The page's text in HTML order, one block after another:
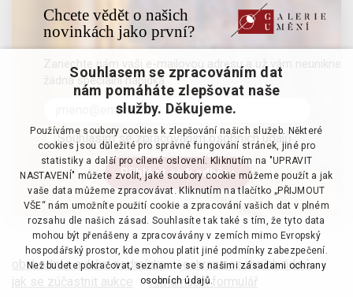
Chcete vědět o našich
novinkách jako první?
Zanechte nám vaši e-mailovou adresu a už vám neunikne
žádná speciální nabídka
Souhlasím se zpracováním osobních údajů
obchodní a aukční podmínky · ochrana osobních údajů ·
jak se zúčastnit aukce · reklamační formulář
Souhlasem se zpracováním dat
nám pomáháte zlepšovat naše
služby. Děkujeme.
Používáme soubory cookies k zlepšování našich služeb. Některé
cookies jsou důležité pro správné fungování stránek, jiné pro
statistiky a další pro cílené oslovení. Kliknutím na "UPRAVIT
NASTAVENÍ" můžete zvolit, jaké soubory cookie můžeme použít a jak
vaše data můžeme zpracovávat. Kliknutím na tlačítko „PŘIJMOUT
VŠE“ nám umožníte použití cookie a zpracování vašich dat v plném
rozsahu dle našich zásad. Souhlasíte tak také s tím, že tyto data
mohou být přenášeny a zpracovávány v zemích mimo Evropský
hospodářský prostor, kde mohou platit jiné podmínky zabezpečení.
Než budete pokračovat, seznamte se s našimizásadami ochrany
osobních údajů.